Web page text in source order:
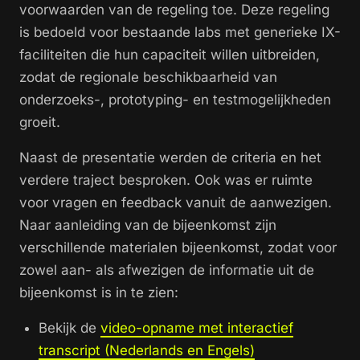
voorwaarden van de regeling toe. Deze regeling
is bedoeld voor bestaande labs met generieke IX-
faciliteiten die hun capaciteit willen uitbreiden,
zodat de regionale beschikbaarheid van
onderzoeks-, prototyping- en testmogelijkheden
groeit.
Naast de presentatie werden de criteria en het
verdere traject besproken. Ook was er ruimte
voor vragen en feedback vanuit de aanwezigen.
Naar aanleiding van de bijeenkomst zijn
verschillende materialen bijeenkomst, zodat voor
zowel aan- als afwezigen de informatie uit de
bijeenkomst is in te zien:
Bekijk de video-opname met interactief
transcript (Nederlands en Engels)